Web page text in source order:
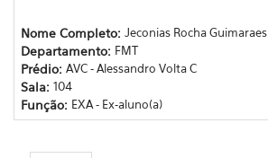
Nome Completo: Jeconias Rocha Guimaraes
Departamento: FMT
Prédio: AVC - Alessandro Volta C
Sala: 104
Função: EXA - Ex-aluno(a)